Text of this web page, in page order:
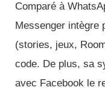
Comparé à
Messenger intègre
(stories, jeux,
code. De plus, sa
avec Facebook le